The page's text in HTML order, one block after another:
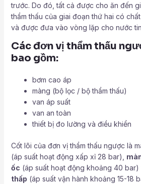
trước. Do đó, tất cả được cho ăn đến
thẩm thấu của giai đoạn thứ hai có
và được đưa vào vòng lặp cho nước
Các đơn vị thẩm thấu
bao gồm:
bơm cao áp
màng (bộ lọc / bộ thẩm thấu)
van áp suất
van an toàn
thiết bị đo lường và điều khiển
Cốt lõi của đơn vị thẩm thấu ngược là
(áp suất hoạt động xấp xỉ 28 bar),
ốc (áp suất hoạt động khoảng 40 bar)
thấp (áp suất vận hành khoảng 15-18